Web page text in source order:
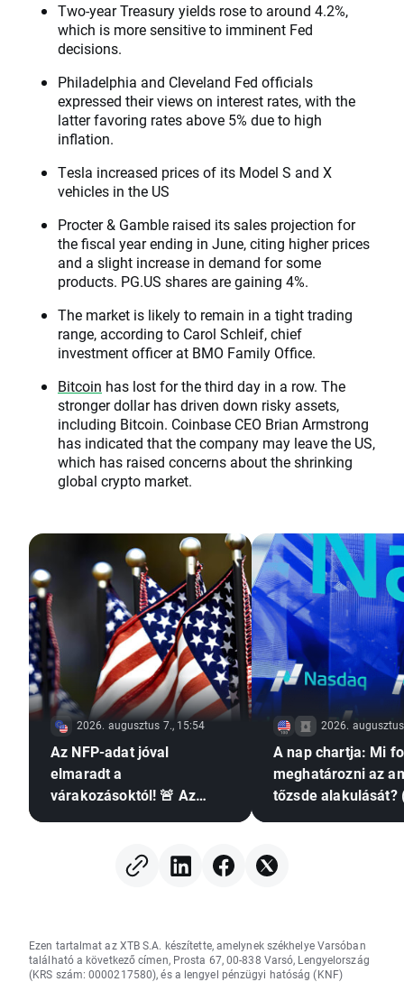
Two-year Treasury yields rose to around 4.2%,
which is more sensitive to imminent Fed
decisions.
Philadelphia and Cleveland Fed officials
expressed their views on interest rates, with the
latter favoring rates above 5% due to high
inflation.
Tesla increased prices of its Model S and X
vehicles in the US
Procter & Gamble raised its sales projection for
the fiscal year ending in June, citing higher prices
and a slight increase in demand for some
products. PG.US shares are gaining 4%.
The market is likely to remain in a tight trading
range, according to Carol Schleif, chief
investment officer at BMO Family Office.
Bitcoin has lost for the third day in a row. The
stronger dollar has driven down risky assets,
including Bitcoin. Coinbase CEO Brian Armstrong
has indicated that the company may leave the US,
which has raised concerns about the shrinking
global crypto market.
2026. augusztus 7., 15:54
Az NFP-adat jóval
elmaradt a
várakozásoktól! 🚨 Az
2026.
A nap chartja: Mi
meghatározni az
tőzsde alakulását?
Ezen tartalmat az XTB S.A. készítette, amelynek székhelye Varsóban
található a következő címen, Prosta 67, 00-838 Varsó, Lengyelország
(KRS szám: 0000217580), és a lengyel pénzügyi hatóság (KNF)